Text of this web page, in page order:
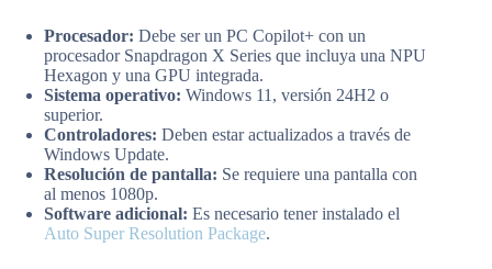
Procesador: Debe ser un PC Copilot+ con un
procesador Snapdragon X Series que incluya una NPU
Hexagon y una GPU integrada.
Sistema operativo: Windows 11, versión 24H2 o
superior.
Controladores: Deben estar actualizados a través de
Windows Update.
Resolución de pantalla: Se requiere una pantalla con
al menos 1080p.
Software adicional: Es necesario tener instalado el
Auto Super Resolution Package.